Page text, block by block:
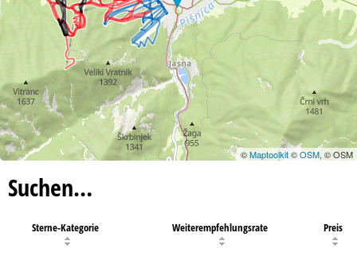
©Maptoolkit©OSM, © OSM
Suchen…
Sterne-Kategorie Weiterempfehlungsrate Preis